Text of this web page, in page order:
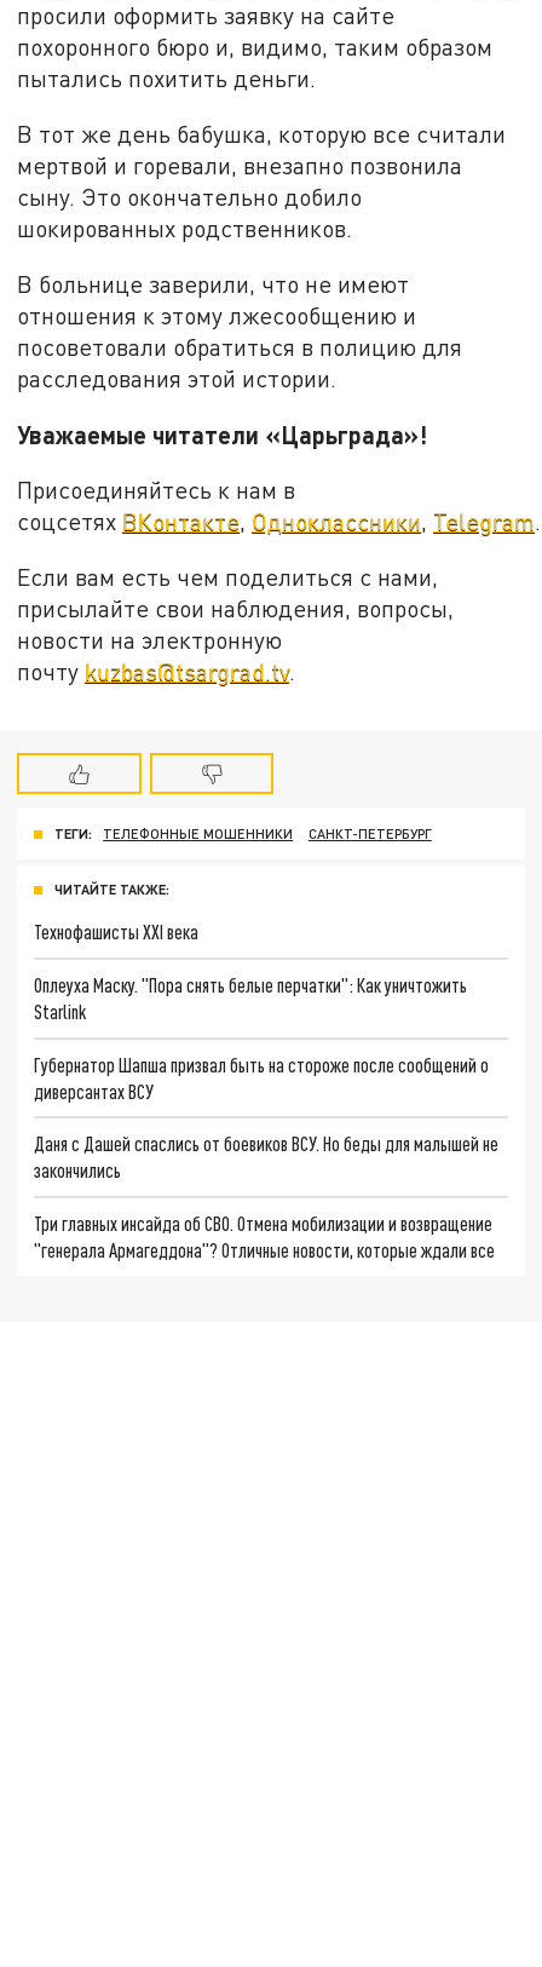
просили оформить заявку на сайте
похоронного бюро и, видимо, таким образом
пытались похитить деньги.
В тот же день бабушка, которую все считали
мертвой и горевали, внезапно позвонила
сыну. Это окончательно добило
шокированных родственников.
В больнице заверили, что не имеют
отношения к этому лжесообщению и
посоветовали обратиться в полицию для
расследования этой истории.
Уважаемые читатели «Царьграда»!
Присоединяйтесь к нам в
соцсетях ВКонтакте, Одноклассники, Telegram.
Если вам есть чем поделиться с нами,
присылайте свои наблюдения, вопросы,
новости на электронную
почту kuzbas@tsargrad.tv.
ТЕГИ: ТЕЛЕФОННЫЕ МОШЕННИКИ САНКТ-ПЕТЕРБУРГ
ЧИТАЙТЕ ТАКЖЕ:
Технофашисты XXI века
Оплеуха Маску. "Пора снять белые перчатки": Как уничтожить
Starlink
Губернатор Шапша призвал быть на стороже после сообщений о
диверсантах ВСУ
Даня с Дашей спаслись от боевиков ВСУ. Но беды для малышей не
закончились
Три главных инсайда об СВО. Отмена мобилизации и возвращение
"генерала Армагеддона"? Отличные новости, которые ждали все